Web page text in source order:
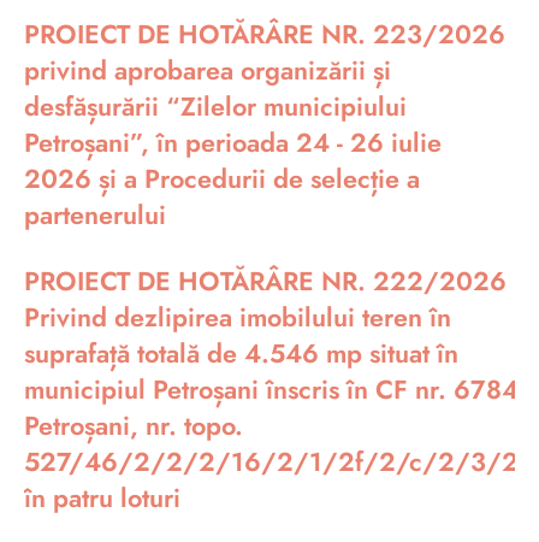
PROIECT DE HOTĂRÂRE NR. 223/2026
privind aprobarea organizării și
desfășurării “Zilelor municipiului
Petroșani”, în perioada 24 - 26 iulie
2026 și a Procedurii de selecție a
partenerului
PROIECT DE HOTĂRÂRE NR. 222/2026
Privind dezlipirea imobilului teren în
suprafață totală de 4.546 mp situat în
municipiul Petroșani înscris în CF nr. 67848
Petroșani, nr. topo.
527/46/2/2/2/16/2/1/2f/2/c/2/3/
în patru loturi